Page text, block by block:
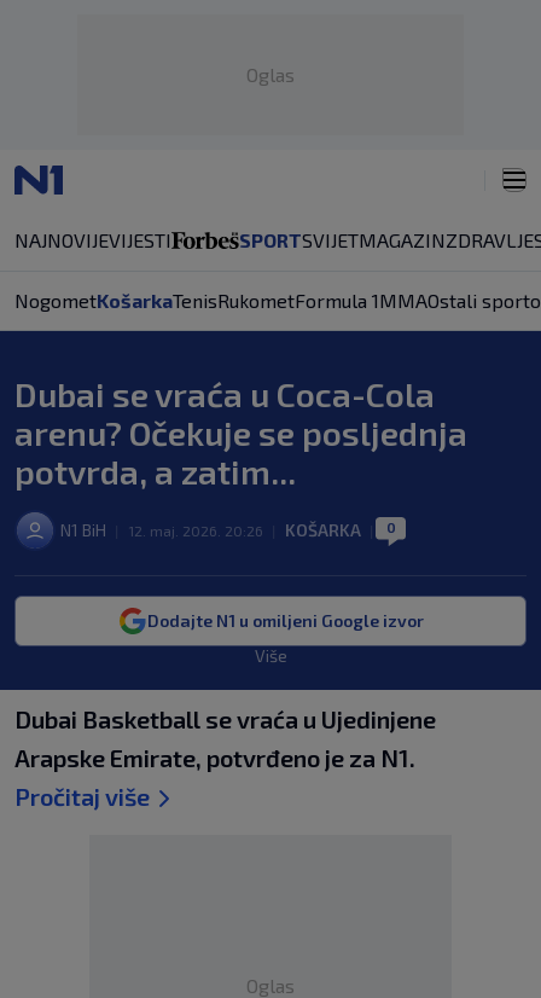
Oglas
NAJNOVIJEVIJESTI SPORTSVIJETMAGAZINZDRAVLJE
NogometKošarkaTenisRukometFormula 1MMAOstali
Dubai se vraća u Coca-Cola
arenu? Očekuje se posljednja
potvrda, a zatim...
N1 BiH 12. maj. 2026. 20:26 KOŠARKA 0
Dodajte N1 u omiljeni Google izvor
Više
Dubai Basketball se vraća u Ujedinjene
Arapske Emirate, potvrđeno je za N1.
Pročitaj više
Oglas